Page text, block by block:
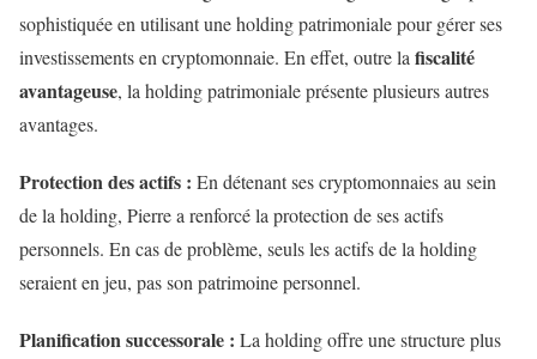
sophistiquée en utilisant une holding patrimoniale pour gérer ses
investissements en cryptomonnaie. En effet, outre lafiscalité
avantageuse, la holding patrimoniale présente plusieurs autres
avantages.
Protection des actifs : En détenant ses cryptomonnaies au sein
de la holding, Pierre a renforcé la protection de ses actifs
personnels. En cas de problème, seuls les actifs de la holding
seraient en jeu, pas son patrimoine personnel.
Planification successorale : La holding offre une structure plus